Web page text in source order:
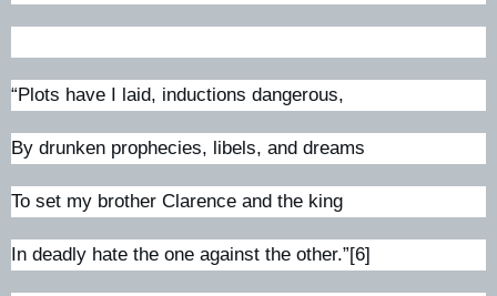
“Plots have I laid, inductions dangerous,
By drunken prophecies, libels, and dreams
To set my brother Clarence and the king
In deadly hate the one against the other.”[6]